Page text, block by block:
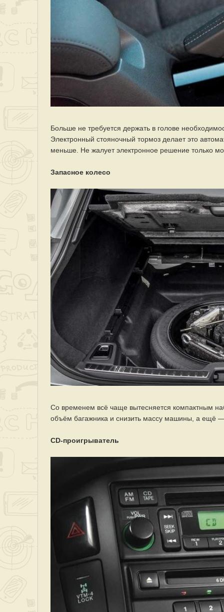
Больше не требуется держать в голове
Электронный стояночный тормоз делает это
меньше. Не жалует электронное решение только
Запасное колесо
Со временем всё чаще вытесняется компактным
объём багажника и снизить массу машины, а ещё
CD-проигрыватель